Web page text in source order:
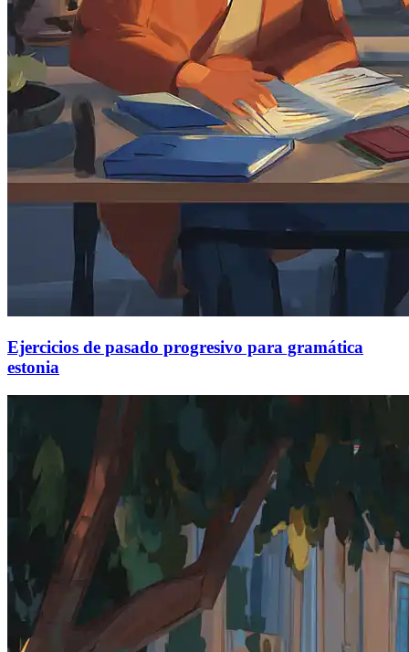
Ejercicios de pasado progresivo para gramática
estonia